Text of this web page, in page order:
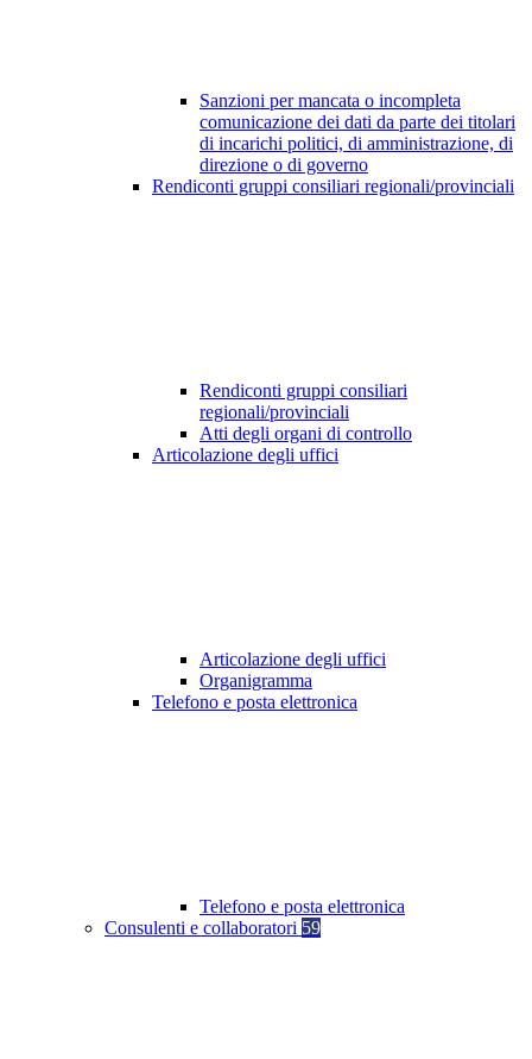
Sanzioni per mancata o incompleta
comunicazione dei dati da parte dei titolari
di incarichi politici, di amministrazione, di
direzione o di governo
Rendiconti gruppi consiliari regionali/provinciali
Rendiconti gruppi consiliari
regionali/provinciali
Atti degli organi di controllo
Articolazione degli uffici
Articolazione degli uffici
Organigramma
Telefono e posta elettronica
Telefono e posta elettronica
Consulenti e collaboratori 59